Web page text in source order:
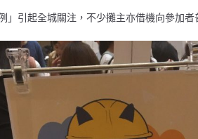
例」引起全城關注，不少攤主亦借機向參加